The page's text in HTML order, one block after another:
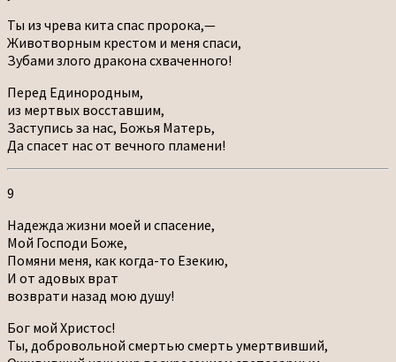
Ты из чрева кита спас пророка,—
Животворным крестом и меня спаси,
Зубами злого дракона схваченного!
Перед Единородным,
из мертвых восставшим,
Заступись за нас, Божья Матерь,
Да спасет нас от вечного пламени!
9
Надежда жизни моей и спасение,
Мой Господи Боже,
Помяни меня, как когда-то Езекию,
И от адовых врат
возврати назад мою душу!
Бог мой Христос!
Ты, добровольной смертью смерть умертвивший,